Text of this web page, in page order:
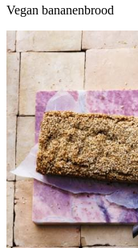
Vegan bananenbrood